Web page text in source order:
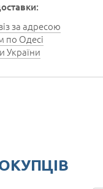
за адресою
по Одесі
України